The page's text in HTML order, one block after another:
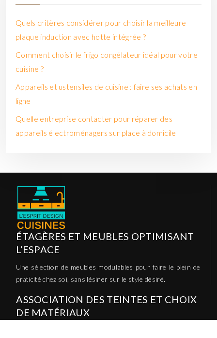
Quels critères considérer pour choisir la meilleure
plaque induction avec hotte intégrée ?
Comment choisir le frigo congélateur idéal pour votre
cuisine ?
Appareils et ustensiles de cuisine : faire ses achats en
ligne
Quelle entreprise contacter pour réparer des
appareils électroménagers sur place à domicile
ÉTAGÈRES ET MEUBLES OPTIMISANT
L’ESPACE
Une sélection de meubles modulables pour faire le plein de
praticité chez soi, sans lésiner sur le style désiré.
ASSOCIATION DES TEINTES ET CHOIX
DE MATÉRIAUX